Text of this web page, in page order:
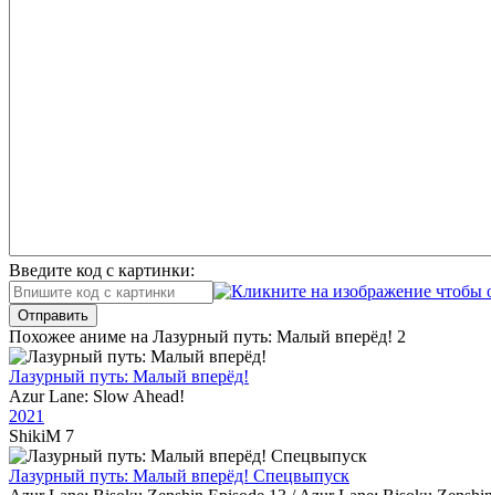
Введите код с картинки:
Отправить
Похожее аниме на Лазурный путь: Малый вперёд! 2
Лазурный путь: Малый вперёд!
Azur Lane: Slow Ahead!
2021
ShikiM 7
Лазурный путь: Малый вперёд! Спецвыпуск